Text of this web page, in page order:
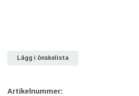
Lägg i önskelista
Artikelnummer: